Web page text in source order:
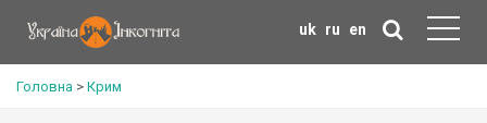
uk ru en
Головна > Крим